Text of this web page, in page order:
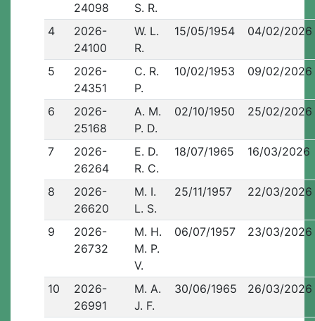
24098
S. R.
4
2026-
24100
W. L.
R.
15/05/1954 04/02/2026
5
2026-
24351
C. R.
P.
10/02/1953 09/02/2026
6
2026-
25168
A. M.
P. D.
02/10/1950 25/02/2026
7
2026-
26264
E. D.
R. C.
18/07/1965 16/03/2026
8
2026-
26620
M. I.
L. S.
25/11/1957 22/03/2026
9
2026-
26732
M. H.
M. P.
V.
06/07/1957 23/03/2026
10
2026-
26991
M. A.
J. F.
30/06/1965 26/03/2026